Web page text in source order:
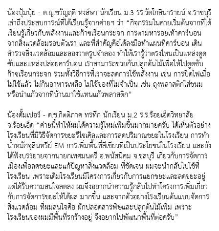
น้องปุ้มปุ้ย - ด.ญ.ขวัญฤดี หงส์ษา นักเรียน ม.3 รร.วัดโกสินารายน์ จ.ราชบุรี
เล่าถึงประสบการณ์ที่ได้เรียนรู้จากค่ายฯ ว่า “กิจกรรมในค่ายเริ่มต้นจากที่ได้
เรียนรู้เกี่ยวกับพลังงานและก๊าซเรือนกระจก การตามหารอยเท้าคาร์บอน
จากสิ่งแวดล้อมรอบตัวเรา และที่สำคัญคือได้ลงมือทำแผนที่คาร์บอน เดิน
สำรวจสิ่งแวดล้อมและลองวาดรูปจำลอง ทำให้เรารู้ว่าตรงไหนเป็นแหล่งดูด
ซับและแหล่งปล่อยคาร์บอน เราสามารถช่วยกันปลูกต้นไม้เพื่อให้ไปดูดซับ
ก๊าซเรือนกระจก รวมทั้งวิธีการที่เราจะลดการใช้พลังงาน เช่น การปิดไฟเมื่อ
ไม่ใช้แล้ว ไม่กินอาหารเหลือ ไม่ใช้ของที่ไม่จำเป็น เช่น ถุงพลาสติกใส่ขนม
หรือนำแก้วจากที่บ้านมาใช้แทนแก้วพลาสติก”
น้องดั้มเปอร์ - ด.ช.กิตติภาค ทรทึก นักเรียน ม.2 ร.ร.ร้อยเอ็ดวิทยาลัย
จ.ร้อยเอ็ด “ค่ายนี้ทำให้ผมได้ความรู้ใหม่เพิ่มขึ้นมากมายครับ ได้เห็นตัวอย่าง
โรงเรียนที่มีวิธีจัดการขยะรีไซเคิลและการลดปริมาณขยะในโรงเรียน การทำ
น้ำหมักจุลินทรีย์ EM การเพิ่มพื้นที่สีเขียวที่เป็นประโยชน์ในโรงเรียน และยัง
ได้ฟังบรรยายจากนายกเทศมนตรี อ.พนัสนิคม จ.ชลบุรี เกี่ยวกับการจัดการ
เมืองเพื่อลดขยะและแก้ปัญหาสิ่งแวดล้อม ที่ชัดเจน ผมจะนำกลับไปใช้ที่
โรงเรียน เพราะเดิมโรงเรียนมีโครงการเกี่ยวกับการแยกขยะและลดขยะอยู่
แต่ได้รับความสนใจลดลง ผมจึงอยากนำความรู้กลับไปทำโครงการเพิ่มเกี่ยว
กับการจัดการขยะให้ได้ผล มากขึ้น และจากตัวอย่างโรงเรียนต้นแบบจัดการ
สิ่งแวดล้อม ที่ผมสนใจคือ ผักปลอดสารพิษและปลูกต้นไม้เพิ่ม เพราะ
โรงเรียนของผมมีพื้นที่รกร้างอยู่ จึงอยากไปพัฒนาพื้นที่ต่อครับ”